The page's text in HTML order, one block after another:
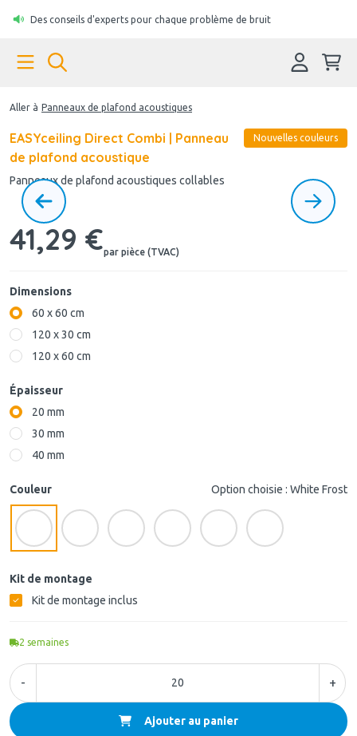
Des conseils d'experts pour chaque problème de bruit
Aller à Panneaux de plafond acoustiques
EASYceiling Direct Combi | Panneau
de plafond acoustique
Panneaux de plafond acoustiques collables
Nouvelles couleurs
41,29 €par pièce (TVAC)
Dimensions
60 x 60 cm
120 x 30 cm
120 x 60 cm
Épaisseur
20 mm
30 mm
40 mm
Couleur Option choisie : White Frost
Kit de montage
Kit de montage inclus
2 semaines
- +
Ajouter au panier